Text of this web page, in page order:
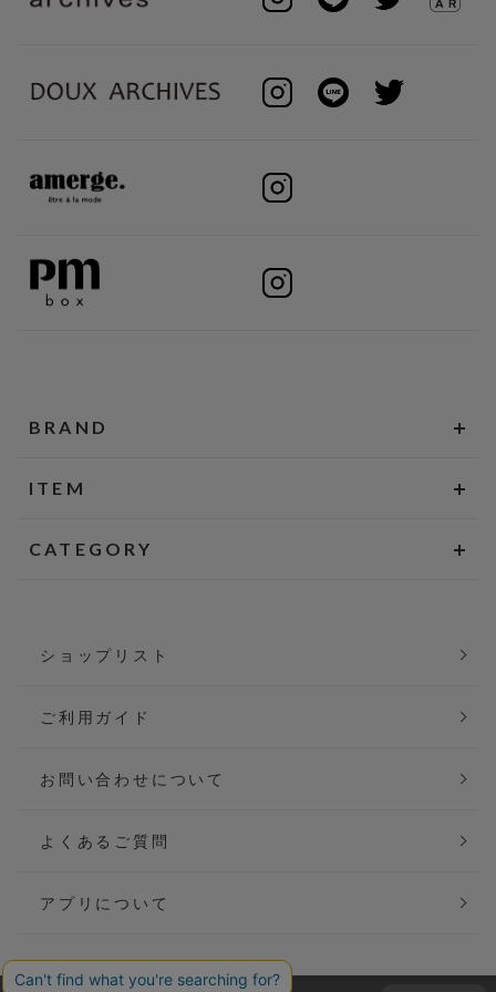
BRAND
ITEM
CATEGORY
ショップリスト
ご利用ガイド
お問い合わせについて
よくあるご質問
アプリについて